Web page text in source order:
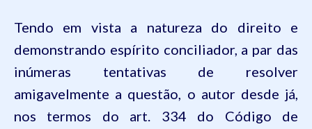
Tendo em vista a natureza do direito e
demonstrando espírito conciliador, a par das
inúmeras
tentativas de resolver
amigavelmente a questão, o autor desde já,
nos
termos do art. 334 do Código de